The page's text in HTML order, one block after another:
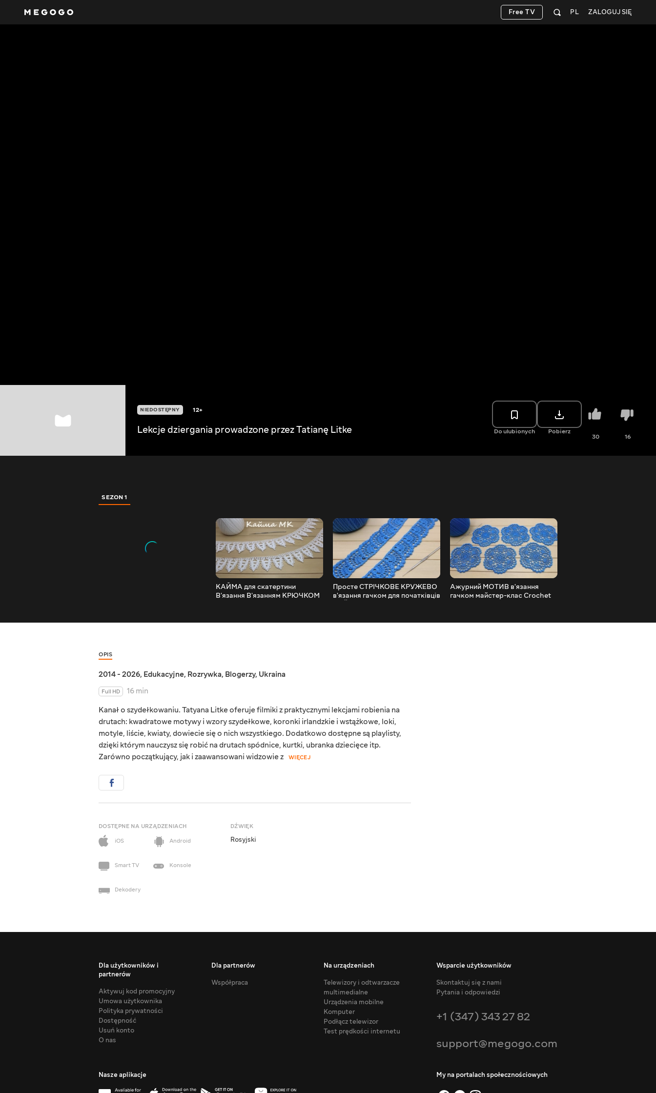
ZALOGUJ SIĘ
PL
Free TV
NIEDOSTĘPNY 12+
Lekcje dziergania prowadzone przez Tatianę Litke Do ulubionych Pobierz
30 16
SEZON 1
КАЙМА для скатертини
В'язання В'язанням КРЮЧКОМ
Просте СТРІЧКОВЕ КРУЖЕВО
в'язання гачком для початківців
Ажурний МОТИВ в'язання
гачком майстер-клас Crochet
Snowflake
OPIS
2014 - 2026, Edukacyjne, Rozrywka, Blogerzy, Ukraina
Full HD
16 min
Kanał o szydełkowaniu. Tatyana Litke oferuje filmiki z praktycznymi lekcjami robienia na
drutach: kwadratowe motywy i wzory szydełkowe, koronki irlandzkie i wstążkowe, loki,
motyle, liście, kwiaty, dowiecie się o nich wszystkiego. Dodatkowo dostępne są playlisty,
dzięki którym nauczysz się robić na drutach spódnice, kurtki, ubranka dziecięce itp.
Zarówno początkujący, jak i zaawansowani widzowie z
WIĘCEJ
DOSTĘPNE NA URZĄDZENIACH
iOS
Android
Smart TV Konsole
Dekodery
DŹWIĘK
Rosyjski
Dla użytkowników i
partnerów
Aktywuj kod promocyjny
Umowa użytkownika
Polityka prywatności
Dostępność
Usuń konto
O nas
Dla partnerów
Współpraca
Na urządzeniach
Telewizory i odtwarzacze
multimedialne
Urządzenia mobilne
Komputer
Podłącz telewizor
Test prędkości internetu
Wsparcie użytkowników
Skontaktuj się z nami
Pytania i odpowiedzi
+1 (347) 343 27 82
support@megogo.com
Nasze aplikacje My na portalach społecznościowych